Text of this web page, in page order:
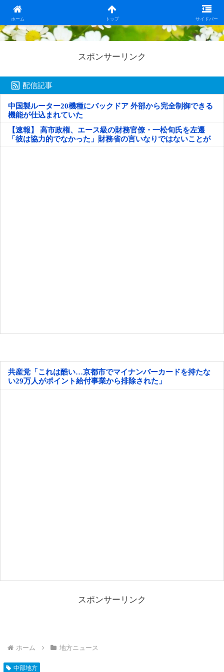
ホーム トップ サイドバー
日本第一！ニュース録
スポンサーリンク
配信記事
中国製ルーター20機種にバックドア 外部から完全制御できる
機能が仕込まれていた
【速報】 高市政権、エース級の財務官僚・一松旬氏を左遷
「彼は協力的でなかった」財務省の言いなりではないことが
判明
共産党「これは酷い…京都市でマイナンバーカードを持たな
い29万人がポイント給付事業から排除された」
スポンサーリンク
ホーム 地方ニュース
中部地方